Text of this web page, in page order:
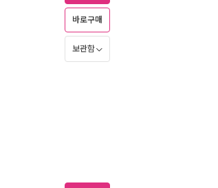
바로구매
보관함